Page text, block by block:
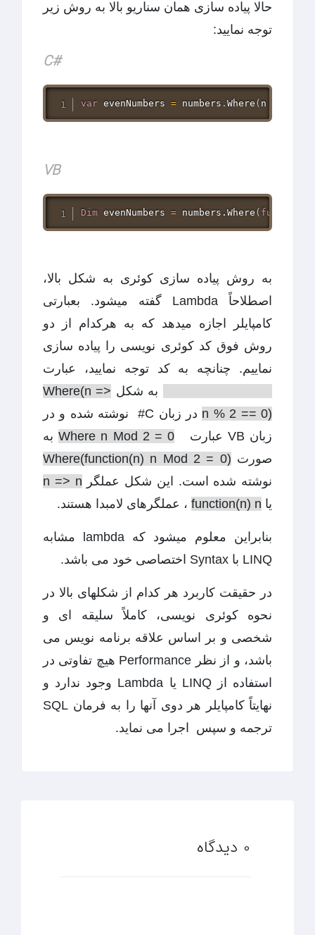
حالا پیاده سازی همان سناریو بالا به روش زیر
توجه نمایید:
#C
var evenNumbers = numbers . Where ( n
VB
Dim evenNumbers = numbers.Where ( function
به روش پیاده سازی کوئری به شکل بالا،
اصطلاحاً Lambda گفته میشود. بعبارتی
کامپایلر اجازه میدهد که به هرکدام از دو
روش فوق کد کوئری نویسی را پیاده سازی
نماییم. چنانچه به کد توجه نمایید، عبارت
به شکل Where(n =>
n % 2 == 0)
در زبان C# نوشته شده و در
زبان VB عبارت
Where n Mod 2 = 0به
صورت Where(function(n) n Mod 2 = 0)
نوشته شده است. این شکل عملگر n => n
یا function(n) n ، عملگرهای لامبدا هستند.
بنابراین معلوم میشود که lambda مشابه
LINQ با Syntax اختصاصی خود می باشد.
در حقیقت کاربرد هر کدام از شکلهای بالا در
نحوه کوئری نویسی، کاملاً سلیقه ای و
شخصی و بر اساس علاقه برنامه نویس می
باشد، و از نظر Performance هیچ تفاوتی در
استفاده از LINQ یا Lambda وجود ندارد و
نهایتاً کامپایلر هر دوی آنها را به فرمان SQL
ترجمه و سپس اجرا می نماید.
0 دیدگاه